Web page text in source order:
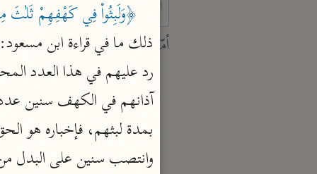
characters for results.
أمّهات
جامع البيان
ابن جرير الطبري (٣١٠ هـ)
نحو ٢٨ مجلدًا
تفسير القرآن العظيم
ابن كثير (٧٧٤ هـ)
﴿وَلَبِثُواْ فِي كَهْفِهِمْ ثَلٰثَ
ذلك ما في قراءة ابن